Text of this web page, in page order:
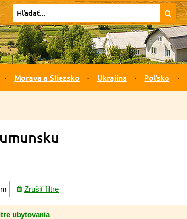
Morava a Sliezsko Ukrajina Poľsko
Zrušiť filtre
ubytovania